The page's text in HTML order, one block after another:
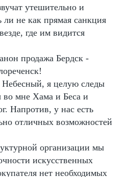
утешительно и
не как прямая санкция
где им видится
продажа Бердск -
я целую следы
во мне Хама и Беса и
Напротив, у нас есть
отличных возможностей
организации мы
искусственных
нет необходимых